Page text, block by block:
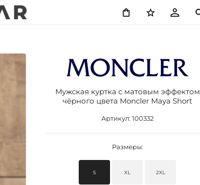
Мужская куртка с матовым эффектом
чёрного цвета Moncler Maya Short
Артикул: 100332
Размеры:
S XL 2XL